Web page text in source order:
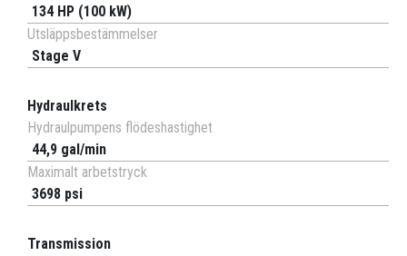
134 HP (100 kW)
Utsläppsbestämmelser
Stage V
Hydraulkrets
Hydraulpumpens flödeshastighet
44,9 gal/min
Maximalt arbetstryck
3698 psi
Transmission